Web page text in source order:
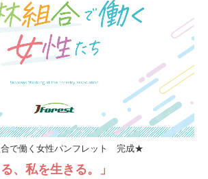
で働く女性パンフレット 完成★
、 私を生きる。」